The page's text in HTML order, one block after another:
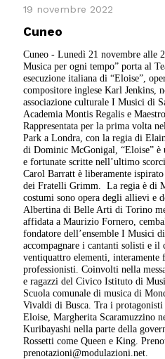
19 novembre 2022
Cuneo
Cuneo - Lunedì 21 novembre alle
Musica per ogni tempo” porta al
esecuzione italiana di “Eloise”,
compositore inglese Karl Jenkins,
associazione culturale I Musici di
Academia Montis Regalis e
Rappresentata per la prima volta
Park a Londra, con la regia di
di Dominic McGonigal, “Eloise” è
e fortunate scritte nell’ultimo
Carol Barratt è liberamente
dei Fratelli Grimm.
La regia è di
costumi sono opera degli allievi e
Albertina di Belle Arti di Torino
affidata a Maurizio Fornero,
fondatore dell’ensemble I Musici
accompagnare i cantanti solisti e il
ventiquattro elementi, interamente
professionisti. Coinvolti nella
e ragazzi del Civico Istituto di
Scuola comunale di musica di
Vivaldi di Busca. Tra i
Eloise, Margherita Scaramuzzino
Kuribayashi nella parte della
Rossetti come Queen e King.
prenotazioni@modulazioni.net.